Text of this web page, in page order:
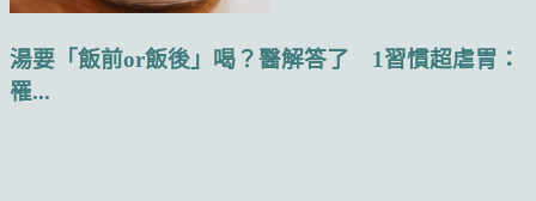
湯要「飯前or飯後」喝？醫解答了 1習慣超虐胃：
罹...